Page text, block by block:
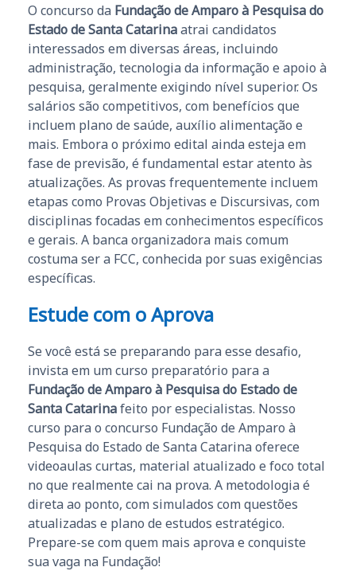
O concurso da Fundação de Amparo à Pesquisa do
Estado de Santa Catarinaatrai candidatos
interessados em diversas áreas, incluindo
administração, tecnologia da informação e apoio à
pesquisa, geralmente exigindo nível superior. Os
salários são competitivos, com benefícios que
incluem plano de saúde, auxílio alimentação e
mais. Embora o próximo edital ainda esteja em
fase de previsão, é fundamental estar atento às
atualizações. As provas frequentemente incluem
etapas como Provas Objetivas e Discursivas, com
disciplinas focadas em conhecimentos específicos
e gerais. A banca organizadora mais comum
costuma ser a FCC, conhecida por suas exigências
específicas.
Estude com o Aprova
Se você está se preparando para esse desafio,
invista em um curso preparatório para a
Fundação de Amparo à Pesquisa do Estado de
Santa Catarinafeito por especialistas. Nosso
curso para o concurso Fundação de Amparo à
Pesquisa do Estado de Santa Catarina oferece
videoaulas curtas, material atualizado e foco total
no que realmente cai na prova. A metodologia é
direta ao ponto, com simulados com questões
atualizadas e plano de estudos estratégico.
Prepare-se com quem mais aprova e conquiste
sua vaga na Fundação!